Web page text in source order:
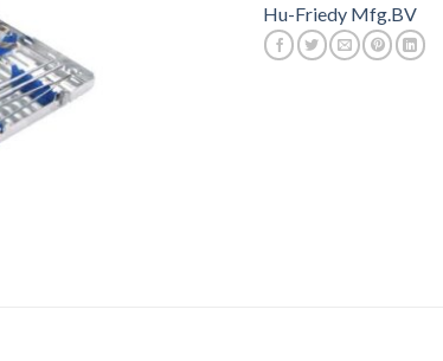
Hu-Friedy Mfg.BV